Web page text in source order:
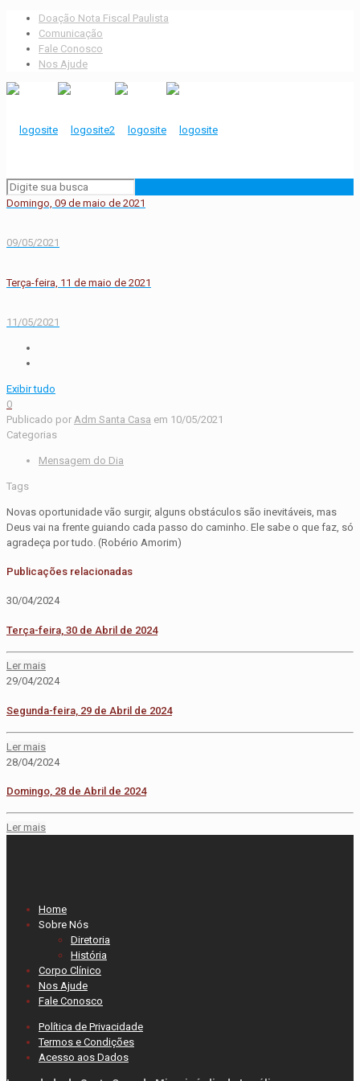
Doação Nota Fiscal Paulista
Comunicação
Fale Conosco
Nos Ajude
Domingo, 09 de maio de 2021
09/05/2021
Terça-feira, 11 de maio de 2021
11/05/2021
Exibir tudo
0
Publicado por Adm Santa Casa em 10/05/2021
Categorias
Mensagem do Dia
Tags
Novas oportunidade vão surgir, alguns obstáculos são inevitáveis, mas
Deus vai na frente guiando cada passo do caminho. Ele sabe o que faz, só
agradeça por tudo. (Robério Amorim)
Publicações relacionadas
30/04/2024
Terça-feira, 30 de Abril de 2024
Ler mais
29/04/2024
Segunda-feira, 29 de Abril de 2024
Ler mais
28/04/2024
Domingo, 28 de Abril de 2024
Ler mais
Home
Sobre Nós
Diretoria
História
Corpo Clínico
Nos Ajude
Fale Conosco
Política de Privacidade
Termos e Condições
Acesso aos Dados